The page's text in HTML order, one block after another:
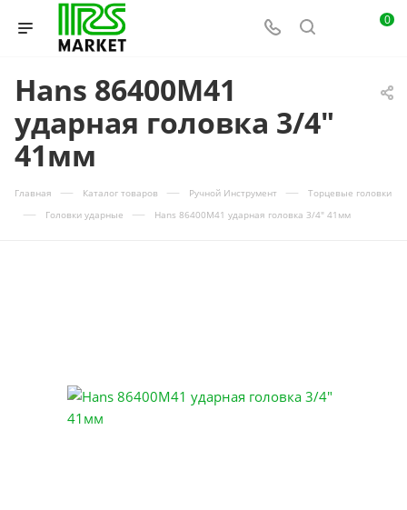
0
Hans 86400M41
ударная головка 3/4"
41мм
Главная — Каталог товаров — Ручной Инструмент — Торцевые головки
— Головки ударные — Hans 86400M41 ударная головка 3/4" 41мм